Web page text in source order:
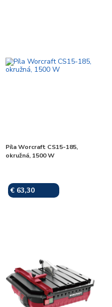
Píla Worcraft CS15-185,
okružná, 1500 W
€ 63,30